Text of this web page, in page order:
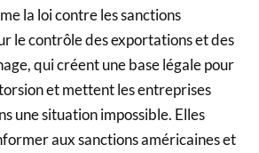
la loi contre les sanctions
le contrôle des exportations et des
qui créent une base légale pour
et mettent les entreprises
une situation impossible. Elles
aux sanctions américaines et